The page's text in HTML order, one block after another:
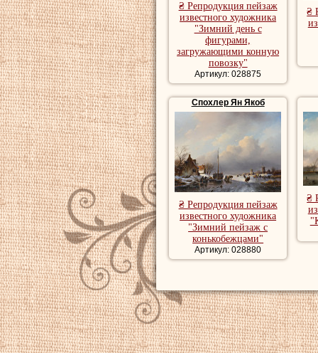
₴ Репродукция пейзаж
известного художника
"Зимний день с
фигурами,
загружающими конную
повозку"
Артикул: 028875
₴
Спохлер Ян Якоб
₴ Репродукция пейзаж
известного художника
"Зимний пейзаж с
конькобежцами"
Артикул: 028880
₴